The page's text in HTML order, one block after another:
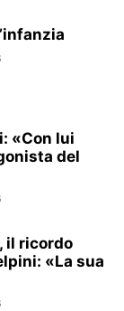
«Con lui
del
il ricordo
«La sua